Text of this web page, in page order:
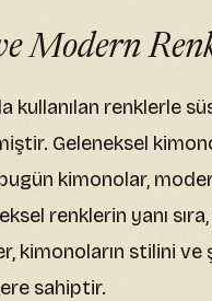
Modern
kullanılan renklerle
Geleneksel
kimonolar,
renklerin yanı
kimonoların stilini ve
sahiptir.